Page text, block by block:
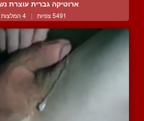
ארוטיקה גברית עוצרת
5491 צפיות | 4 המלצות